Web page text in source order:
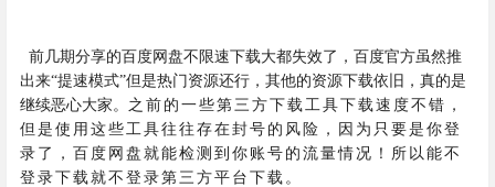
前几期分享的百度网盘不限速下载大都失效了，百度官方虽然推
出来“提速模式”但是热门资源还行，其他的资源下载依旧，真的是
继续恶心大家。 之前的一些第三方下载工具下载速度不错，
但是使用这些工具往往存在封号的风险，因为只要是你登
录了，百度网盘就能检测到你账号的流量情况！所以能不
登录下载就不登录第三方平台下载。